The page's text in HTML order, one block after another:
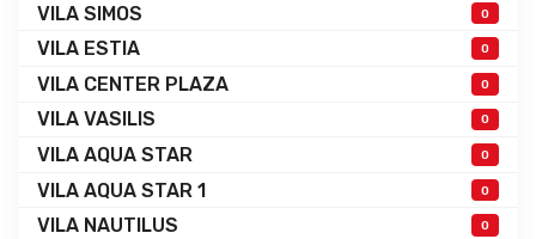
VILA SIMOS 0
VILA ESTIA 0
VILA CENTER PLAZA 0
VILA VASILIS 0
VILA AQUA STAR 0
VILA AQUA STAR 1 0
VILA NAUTILUS 0